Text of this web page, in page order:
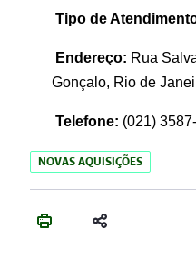
Tipo de
Endereço: Rua
Gonçalo, Rio de
Telefone: (021)
NOVAS AQUISIÇÕES